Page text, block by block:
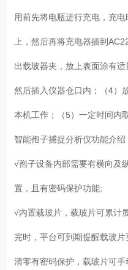
用前先将电瓶进行充电，充
上，然后再将充电器插到
出载玻器夹，放上表面涂有
然后插入仪器仓口内；（4）
本机工作；（5）一定时间内
智能孢子捕捉分析仪功能介绍
√孢子设备内部需要有横向及
置，且有密码保护功能;
√内置载玻片，载玻片可累计
完时，平台可到期提醒载玻
清零有密码保护，载玻片可手